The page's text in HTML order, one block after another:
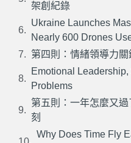
架創紀錄
Ukraine Launches
Nearly 600 Drones
第四則：情緒領導力
Emotional
Problems
第五則：一年怎麼又
刻
Why Does Time Fly